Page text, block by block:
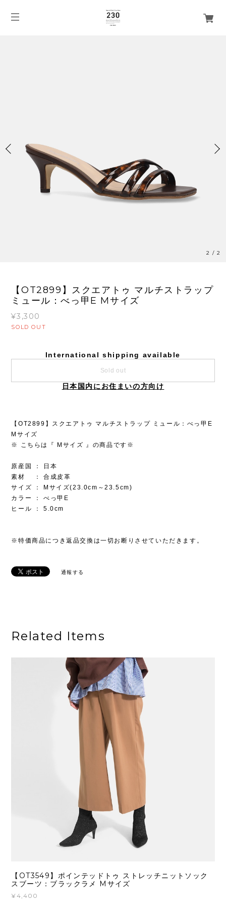
2 /2
【OT2899】スクエアトゥ マルチストラップ
ミュール：べっ甲E Mサイズ
¥3,300
SOLD OUT
International shipping available
Sold out
日本国内にお住まいの方向け
【OT2899】スクエアトゥ マルチストラップ ミュール：べっ甲E
Mサイズ
※ こちらは『 Mサイズ 』の商品です※
原産国 ： 日本
素材 ： 合成皮革
サイズ ： Mサイズ(23.0cm～23.5cm)
カラー ： べっ甲E
ヒール ： 5.0cm
※特価商品につき返品交換は一切お断りさせていただきます。
通報する
Related Items
【OT3549】ポインテッドトゥ ストレッチニットソック
スブーツ：ブラックラメ Mサイズ
¥4,400